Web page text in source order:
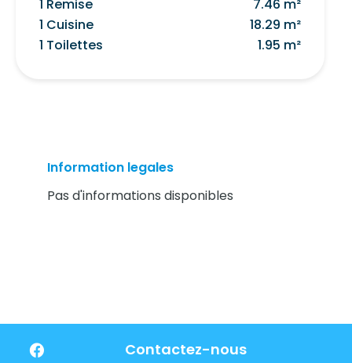
1 Remise
7.46 m²
1 Cuisine
18.29 m²
1 Toilettes
1.95 m²
Information legales
Pas d'informations disponibles
Contactez-nous